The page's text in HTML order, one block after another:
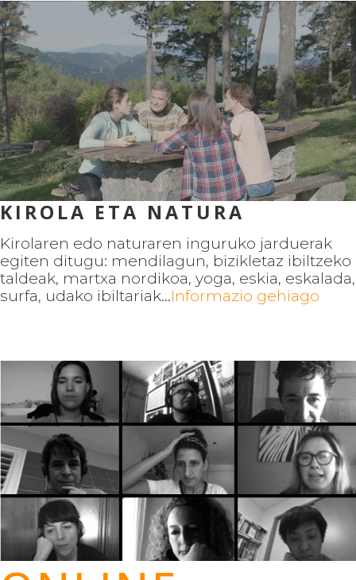
KIROLA ETA NATURA
Kirolaren edo naturaren inguruko jarduerak
egiten ditugu: mendilagun, bizikletaz ibiltzeko
taldeak, martxa nordikoa, yoga, eskia, eskalada,
surfa, udako ibiltariak...Informazio gehiago